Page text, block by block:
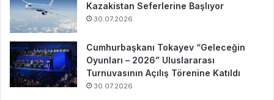
Kazakistan Seferlerine Başlıyor
30.07.2026
Cumhurbaşkanı Tokayev “Geleceğin
Oyunları – 2026” Uluslararası
Turnuvasının Açılış Törenine Katıldı
30.07.2026